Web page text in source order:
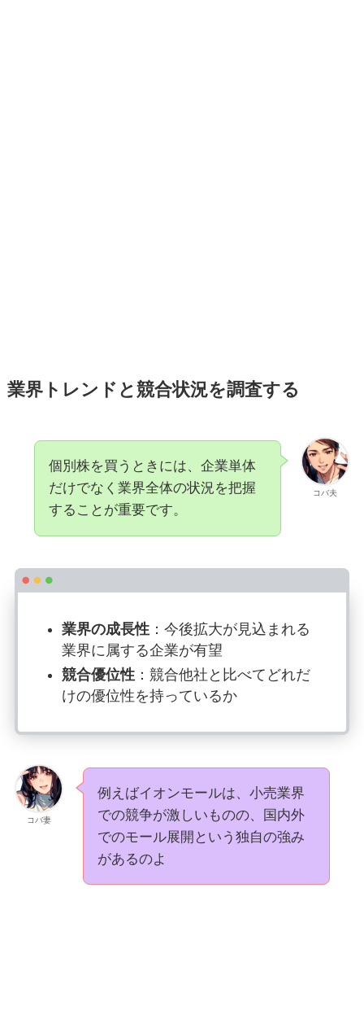
業界トレンドと競合状況を調査する
コバ夫
個別株を買うときには、企業単体
だけでなく業界全体の状況を把握
することが重要です。
業界の成長性：今後拡大が見込まれる
業界に属する企業が有望
競合優位性：競合他社と比べてどれだ
けの優位性を持っているか
コバ妻
例えばイオンモールは、小売業界
での競争が激しいものの、国内外
でのモール展開という独自の強み
があるのよ